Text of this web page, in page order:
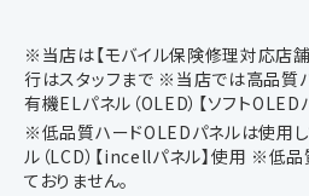
※当店は【モバイル保険修理対応店
行はスタッフまで ※当店では高品質
有機ELパネル（OLED）【ソフトOLED
※低品質ハードOLEDパネルは使用
ル（LCD）【incellパネル】使用 ※低
ておりません。